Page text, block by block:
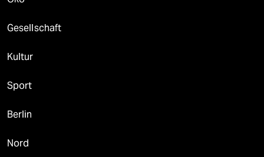
Gesellschaft
Kultur
Sport
Berlin
Nord